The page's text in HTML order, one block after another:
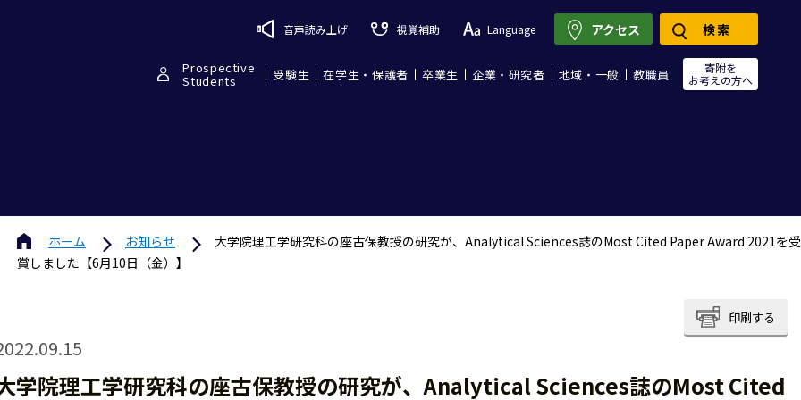
音声読み上げ 視覚補助 Language
Prospective
Students 受験生 在学生・保護者 卒業生 企業・研究者 地域・一般 教職員
寄附を
お考えの方へ
アクセス 検索
ホーム お知らせ
大学院理工学研究科の座古保教授の研究が、Analytical Sciences誌のMost Cited Paper Award 2021を受
賞しました【6月10日（金）】
印刷する
学院理工学研究科の座古保教授の研究が、Analytical Sciences誌のMost Cited